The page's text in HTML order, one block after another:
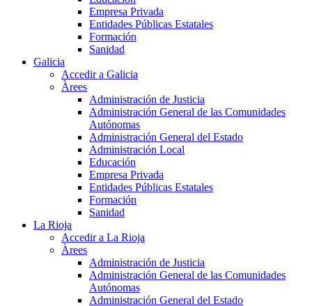
Empresa Privada
Entidades Públicas Estatales
Formación
Sanidad
Galicia
Accedir a Galicia
Àrees
Administración de Justicia
Administración General de las Comunidades
Autónomas
Administración General del Estado
Administración Local
Educación
Empresa Privada
Entidades Públicas Estatales
Formación
Sanidad
La Rioja
Accedir a La Rioja
Àrees
Administración de Justicia
Administración General de las Comunidades
Autónomas
Administración General del Estado